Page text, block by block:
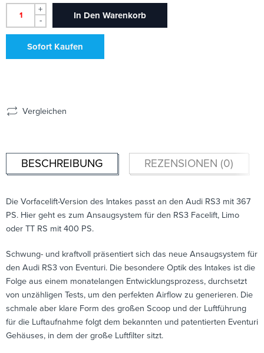
+
-
In Den Warenkorb
Sofort Kaufen
Vergleichen
BESCHREIBUNG REZENSIONEN (0)
Die Vorfacelift-Version des Intakes passt an den Audi RS3 mit 367
PS. Hier geht es zum Ansaugsystem für den RS3 Facelift, Limo
oder TT RS mit 400 PS.
Schwung- und kraftvoll präsentiert sich das neue Ansaugsystem für
den Audi RS3 von Eventuri. Die besondere Optik des Intakes ist die
Folge aus einem monatelangen Entwicklungsprozess, durchsetzt
von unzähligen Tests, um den perfekten Airflow zu generieren. Die
schmale aber klare Form des großen Scoop und der Luftführung
für die Luftaufnahme folgt dem bekannten und patentierten Eventuri
Gehäuses, in dem der große Luftfilter sitzt.